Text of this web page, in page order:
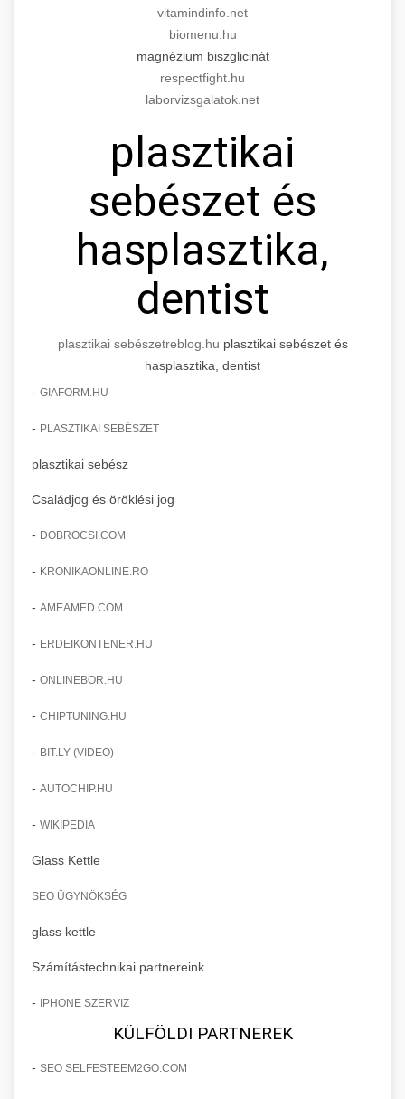
vitamindinfo.net
biomenu.hu
magnézium biszglicinát
respectfight.hu
laborvizsgalatok.net
plasztikai
sebészet és
hasplasztika,
dentist
plasztikai sebészetreblog.hu plasztikai sebészet és
hasplasztika, dentist
- GIAFORM.HU
- PLASZTIKAI SEBÉSZET
plasztikai sebész
Családjog és öröklési jog
- DOBROCSI.COM
- KRONIKAONLINE.RO
- AMEAMED.COM
- ERDEIKONTENER.HU
- ONLINEBOR.HU
- CHIPTUNING.HU
- BIT.LY (VIDEO)
- AUTOCHIP.HU
- WIKIPEDIA
Glass Kettle
SEO ÜGYNÖKSÉG
glass kettle
Számítástechnikai partnereink
- IPHONE SZERVIZ
KÜLFÖLDI PARTNEREK
- SEO SELFESTEEM2GO.COM